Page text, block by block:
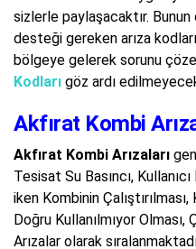
sizlerle paylaşacaktır. Bunun
desteği gereken arıza
bölgeye gelerek sorunu
Kodları göz ardı
Akfırat Kombi
Akfırat Kombi Arızaları
Tesisat Su Basıncı, Kullanıcı
iken Kombinin
Doğru Kullanılmıyor
Arızalar olarak